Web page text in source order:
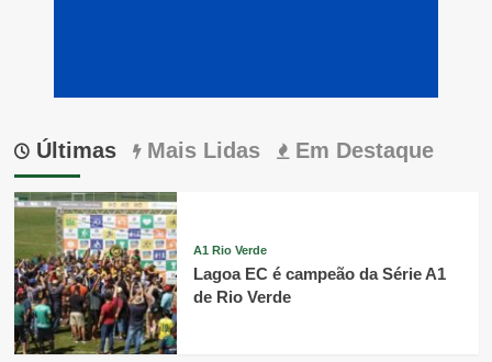
Últimas Mais Lidas Em Destaque
A1 Rio Verde
Lagoa EC é campeão da Série A1
de Rio Verde